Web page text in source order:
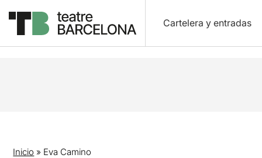
Cartelera y entradas
Inicio » Eva Camino